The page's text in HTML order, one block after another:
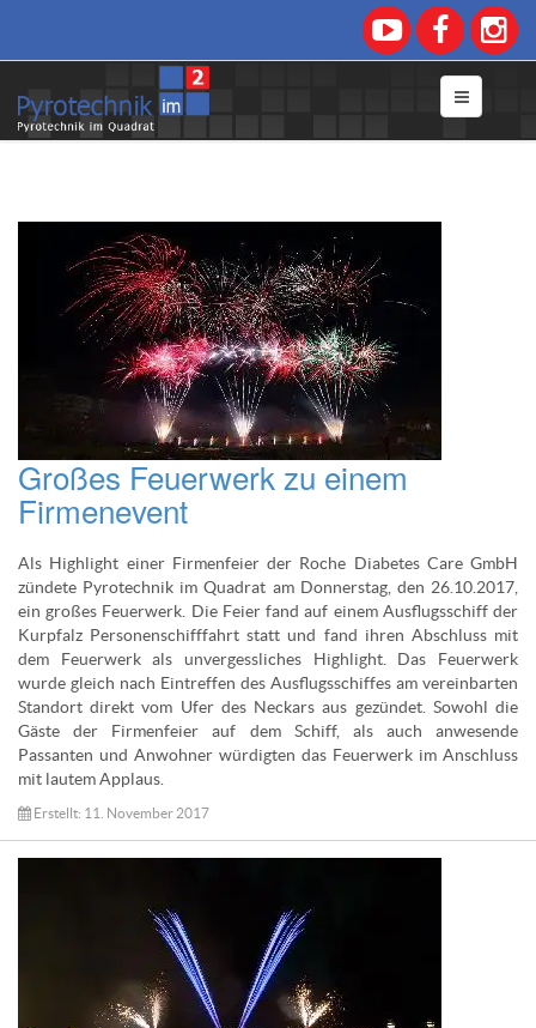
Großes Feuerwerk zu einem
Firmenevent
Als Highlight einer Firmenfeier der Roche Diabetes Care GmbH
zündete Pyrotechnik im Quadrat am Donnerstag, den 26.10.2017,
ein großes Feuerwerk. Die Feier fand auf einem Ausflugsschiff der
Kurpfalz Personenschifffahrt statt und fand ihren Abschluss mit
dem Feuerwerk als unvergessliches Highlight. Das Feuerwerk
wurde gleich nach Eintreffen des Ausflugsschiffes am vereinbarten
Standort direkt vom Ufer des Neckars aus gezündet. Sowohl die
Gäste der Firmenfeier auf dem Schiff, als auch anwesende
Passanten und Anwohner würdigten das Feuerwerk im Anschluss
mit lautem Applaus.
Erstellt: 11. November 2017